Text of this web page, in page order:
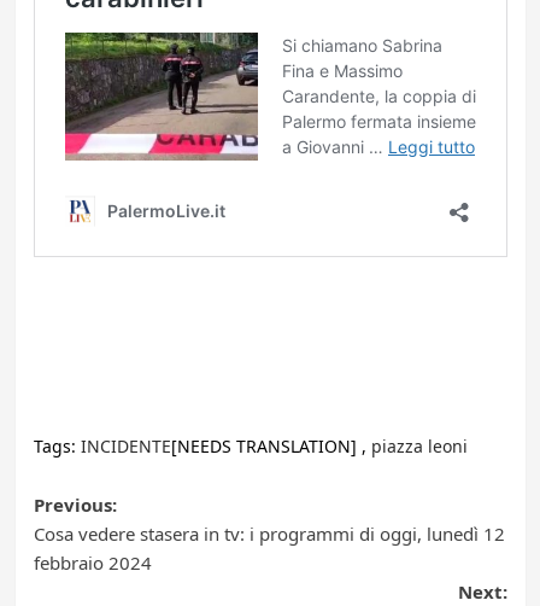
Tags: INCIDENTE[NEEDS TRANSLATION] , piazza leoni
Post
navigation
Previous:
Cosa vedere stasera in tv: i programmi di oggi, lunedì 12
febbraio 2024
Next: